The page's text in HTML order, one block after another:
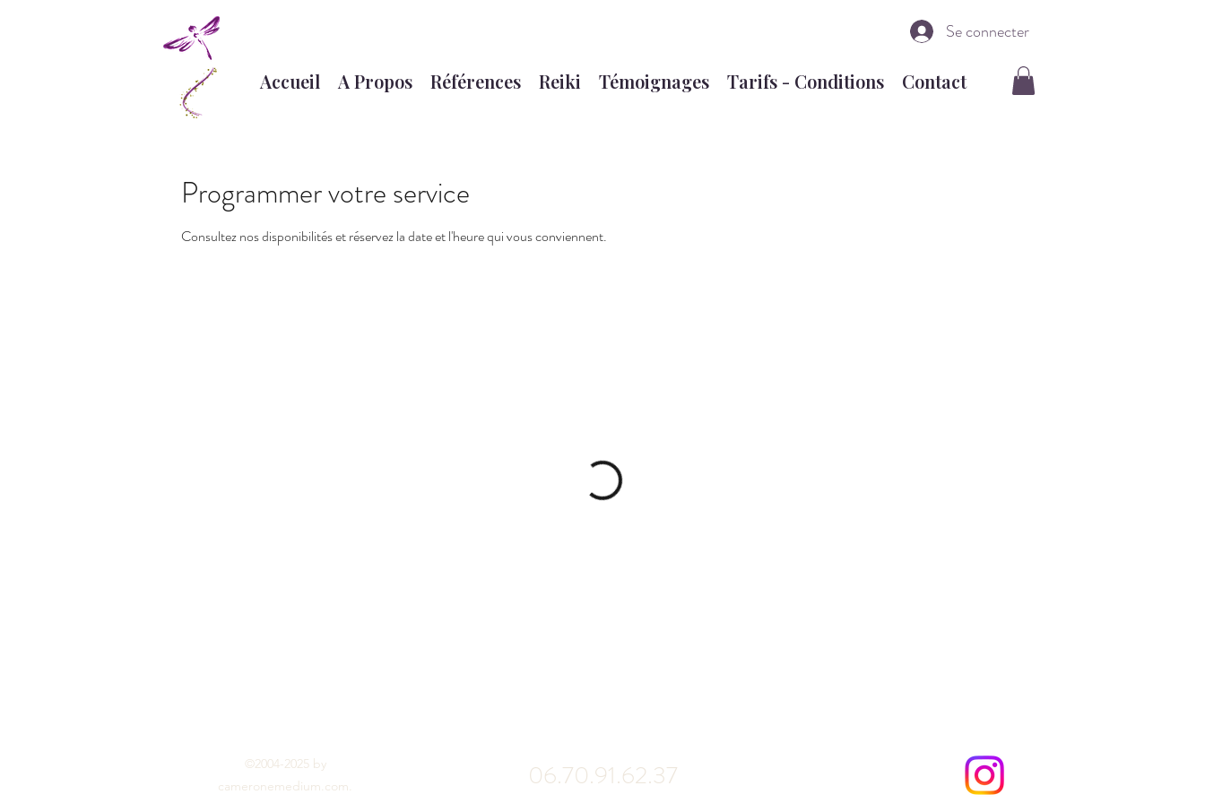
Se connecter
Accueil A Propos Références Reiki Témoignages Tarifs - Conditions Contact
Programmer votre service
Consultez nos disponibilités et réservez la date et l'heure qui vous conviennent.
©2004-2025 by
cameronemedium.com.
06.70.91.62.37